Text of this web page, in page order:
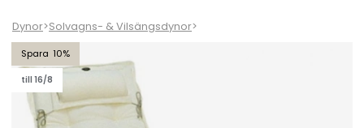
Dynor>Solvagns- & Vilsängsdynor>
10
till 16/8
Solvagnsdyna Canyon (tjock) - offwhite struktur